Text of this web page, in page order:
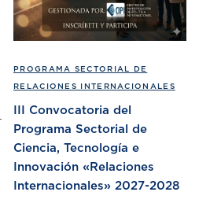
PROGRAMA SECTORIAL DE
RELACIONES INTERNACIONALES
III Convocatoria del
Programa Sectorial de
Ciencia, Tecnología e
Innovación «Relaciones
Internacionales» 2027-2028